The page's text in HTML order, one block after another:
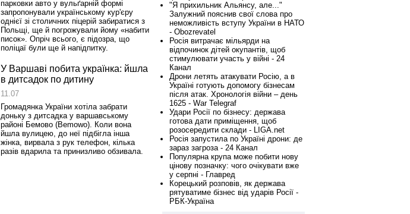
парковки авто у вульґарній формі
запропонували українському кур'єру
однієї зі столичних піцерій забиратися з
Польщі, ще й погрожували йому «набити
писок». Опріч всього, є підозра, що
поліцаї були ще й напідпитку.
У Варшаві побита українка: йшла
в дитсадок по дитину
11.07
Громадянка України хотіла забрати
доньку з дитсадка у варшавському
районі Бемово (Bemowo). Коли вона
йшла вулицею, до неї підбігла інша
жінка, вирвала з рук телефон, кілька
разів вдарила та принизливо обзивала.
"Я прихильник Альянсу, але..."
Залужний пояснив свої слова про
неможливість вступу України в НАТО
- Obozrevatel
Росія витрачає мільярди на
відпочинок дітей окупантів, щоб
стимулювати участь у війні - 24
Канал
Дрони летять атакувати Росію, а в
Україні готують допомогу бізнесам
після атак. Хронологія війни – день
1625 - War Telegraf
Удари Росії по бізнесу: держава
готова дати приміщення, щоб
розосередити склади - LIGA.net
Росія запустила по Україні дрони: де
зараз загроза - 24 Канал
Популярна крупа може побити нову
цінову позначку: чого очікувати вже
у серпні - Главред
Корецький розповів, як держава
рятуватиме бізнес від ударів Росії -
РБК-Україна